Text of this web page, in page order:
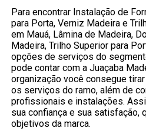
Para encontrar Instalação de
para Porta, Verniz Madeira e
em Mauá, Lâmina de Madeira,
Madeira, Trilho Superior para
opções de serviços do
pode contar com a Juaçaba
organização você consegue
os serviços do ramo, além de
profissionais e instalações.
sua confiança e sua satisfação,
objetivos da marca.